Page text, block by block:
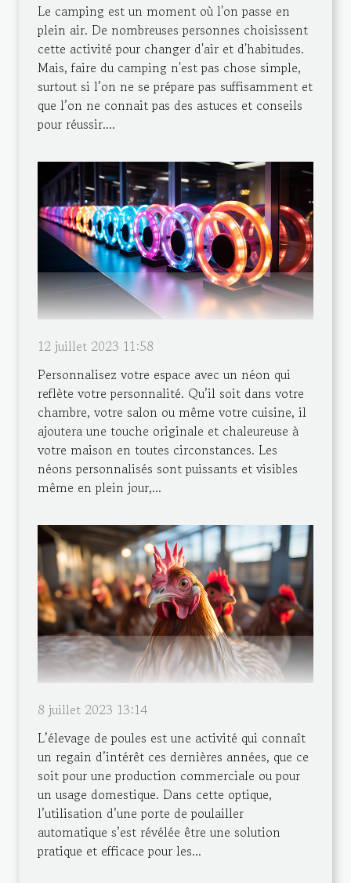
Le camping est un moment où l'on passe en
plein air. De nombreuses personnes choisissent
cette activité pour changer d'air et d'habitudes.
Mais, faire du camping n'est pas chose simple,
surtout si l’on ne se prépare pas suffisamment et
que l’on ne connait pas des astuces et conseils
pour réussir....
12 juillet 2023 11:58
Personnalisez votre espace avec un néon qui
reflète votre personnalité. Qu’il soit dans votre
chambre, votre salon ou même votre cuisine, il
ajoutera une touche originale et chaleureuse à
votre maison en toutes circonstances. Les
néons personnalisés sont puissants et visibles
même en plein jour,...
8 juillet 2023 13:14
L’élevage de poules est une activité qui connaît
un regain d’intérêt ces dernières années, que ce
soit pour une production commerciale ou pour
un usage domestique. Dans cette optique,
l’utilisation d’une porte de poulailler
automatique s’est révélée être une solution
pratique et efficace pour les...